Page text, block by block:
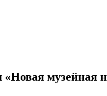
музейная